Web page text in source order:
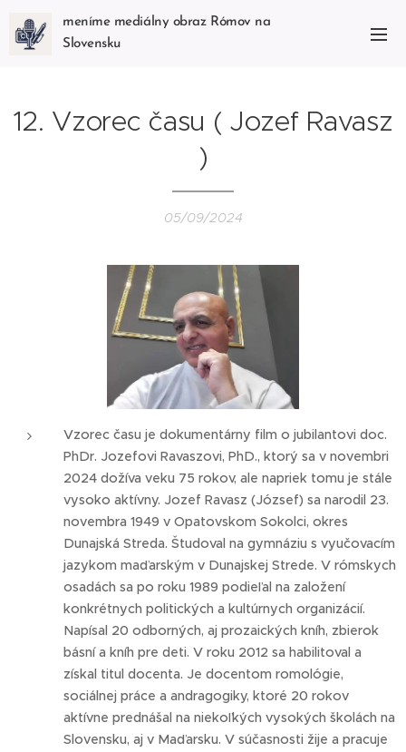
meníme mediálny obraz Rómov na
Slovensku
12. Vzorec času ( Jozef Ravasz
)
05/09/2024
Vzorec času je dokumentárny film o jubilantovi doc.
PhDr. Jozefovi Ravaszovi, PhD., ktorý sa v novembri
2024 dožíva veku 75 rokov, ale napriek tomu je stále
vysoko aktívny. Jozef Ravasz (József) sa narodil 23.
novembra 1949 v Opatovskom Sokolci, okres
Dunajská Streda. Študoval na gymnáziu s vyučovacím
jazykom maďarským v Dunajskej Strede. V rómskych
osadách sa po roku 1989 podieľal na založení
konkrétnych politických a kultúrnych organizácií.
Napísal 20 odborných, aj prozaických kníh, zbierok
básní a kníh pre deti. V roku 2012 sa habilitoval a
získal titul docenta. Je docentom romológie,
sociálnej práce a andragogiky, ktoré 20 rokov
aktívne prednášal na niekoľkých vysokých školách na
Slovensku, aj v Maďarsku. V súčasnosti žije a pracuje